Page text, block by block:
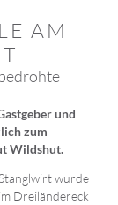
AM
und
zum
Wildshut.
wurde
Dreiländereck